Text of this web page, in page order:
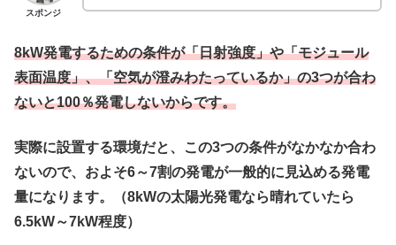
スポンジ
8kW発電するための条件が「日射強度」や「モジュール
表面温度」、「空気が澄みわたっているか」の3つが合わ
ないと100％発電しないからです。
実際に設置する環境だと、この3つの条件がなかなか合わ
ないので、およそ6～7割の発電が一般的に見込める発電
量になります。
（8kWの太陽光発電なら晴れていたら
6.5kW～7kW程度）